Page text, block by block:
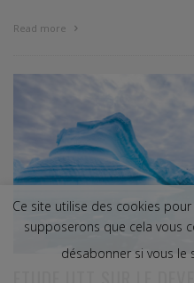
Read more
Ce site utilise des cookies
supposerons que cela vous
désabonner si vous le